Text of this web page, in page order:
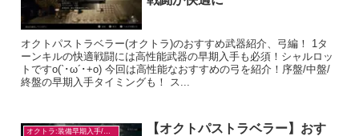
オクトパストラベラー(オクトラ)のおすすめ武器紹介、弓編！ 1タ
ーンキルの快適戦闘には高性能武器の早期入手も必須！シャルロッ
トですo(`･ω´･+o) 今回は高性能なおすすめの弓を紹介！序盤/中盤/
終盤の早期入手タイミングも！ ス...
オクトラ:装備早期入手/目的別
【オクトパストラベラー】おす